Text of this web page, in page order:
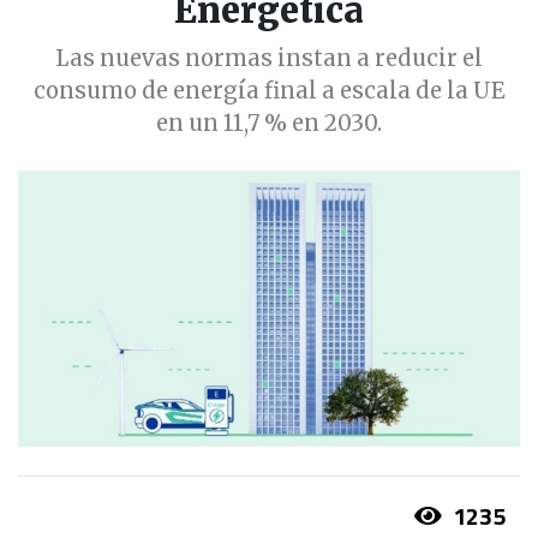
Energética
Las nuevas normas instan a reducir el
consumo de energía final a escala de la UE
en un 11,7 % en 2030.
1235